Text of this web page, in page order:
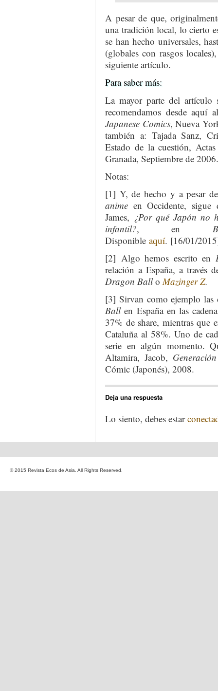
A pesar de que,
una tradición local, lo cierto
se han hecho universales,
(globales con rasgos
siguiente artículo.
Para saber más:
La mayor parte del artículo
recomendamos desde aquí
Japanese Comics, Nueva
también a: Tajada Sanz,
Estado de la cuestión,
Granada, Septiembre de
Notas:
[1] Y, de hecho y a pesar
anime en Occidente, sigue
James, ¿Por qué Japón no
infantil?, en
Disponible aquí. [16/01/
[2] Algo hemos escrito en
relación a España, a
Dragon Ballo Mazinger Z.
[3] Sirvan como ejemplo las
Ballen España en las
37% de share, mientras que
Cataluña al 58%. Uno de
serie en algún momento.
Altamira, Jacob,
Cómic (Japonés), 2008.
Deja una respuesta
Lo siento, debes estar
© 2015 Revista Ecos de Asia. All Rights Reserved.